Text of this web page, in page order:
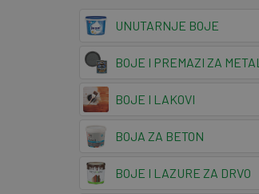
UNUTARNJE BOJE
BOJE I PREMAZI ZA METAL
BOJE I LAKOVI
BOJA ZA BETON
BOJE I LAZURE ZA DRVO